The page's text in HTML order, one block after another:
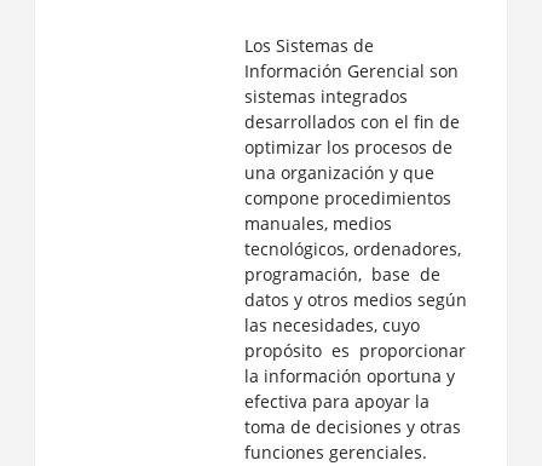
Los Sistemas de
Información Gerencial son
sistemas integrados
desarrollados con el fin de
optimizar los procesos de
una organización y que
compone procedimientos
manuales, medios
tecnológicos, ordenadores,
programación, base de
datos y otros medios según
las necesidades, cuyo
propósito es proporcionar
la información oportuna y
efectiva para apoyar la
toma de decisiones y otras
funciones gerenciales.